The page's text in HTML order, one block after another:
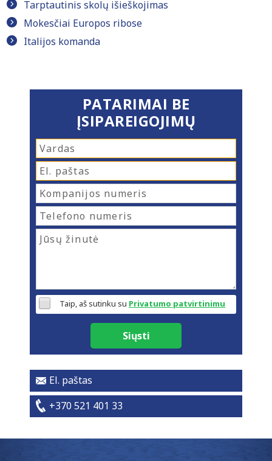
Tarptautinis skolų išieškojimas
Mokesčiai Europos ribose
Italijos komanda
PATARIMAI BE
ĮSIPAREIGOJIMŲ
Taip, aš sutinku su Privatumo patvirtinimu
Siųsti
El. paštas
+370 521 401 33